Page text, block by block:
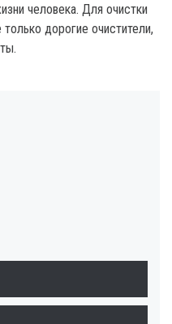
человека. Для очистки
дорогие очистители,